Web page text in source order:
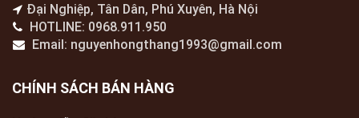
Đại Nghiệp, Tân Dân, Phú Xuyên, Hà Nội
HOTLINE: 0968.911.950
Email: nguyenhongthang1993@gmail.com
CHÍNH SÁCH BÁN HÀNG